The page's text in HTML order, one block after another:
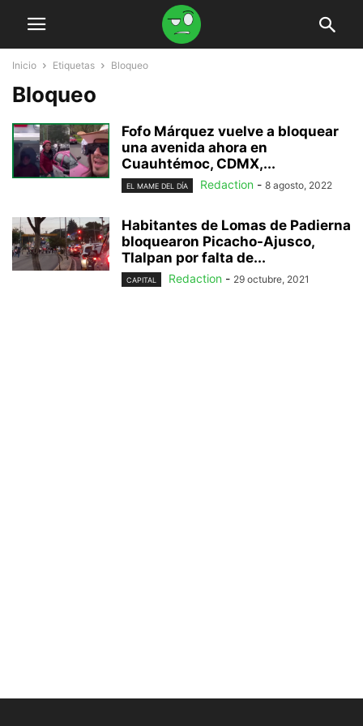
Inicio Etiquetas Bloqueo
Bloqueo
Fofo Márquez vuelve a bloquear
una avenida ahora en
Cuauhtémoc, CDMX,...
EL MAME DEL DÍA Redaction - 8 agosto, 2022
Habitantes de Lomas de Padierna
bloquearon Picacho-Ajusco,
Tlalpan por falta de...
CAPITAL Redaction - 29 octubre, 2021